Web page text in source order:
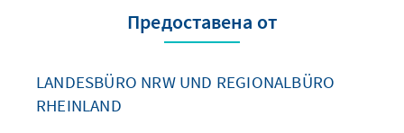
Предоставена от
LANDESBÜRO NRW UND REGIONALBÜRO
RHEINLAND